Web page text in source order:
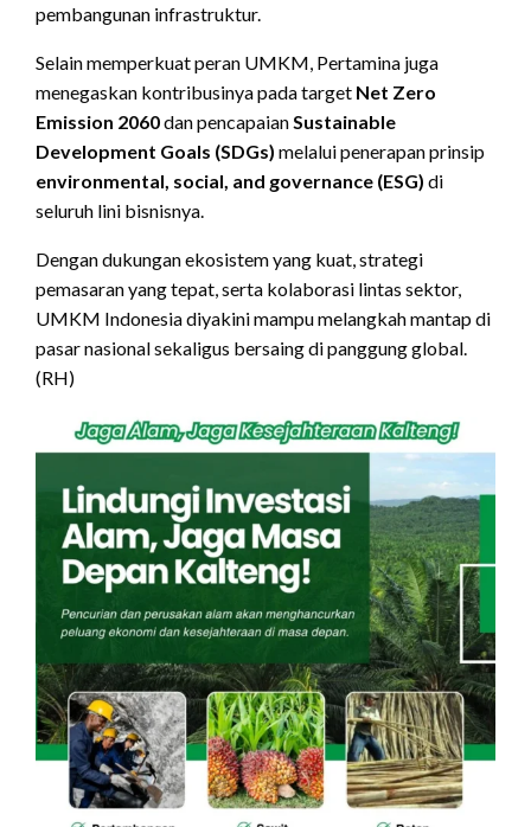
pembangunan infrastruktur.
Selain memperkuat peran UMKM, Pertamina juga
menegaskan kontribusinya pada target Net Zero
Emission 2060dan pencapaianSustainable
Development Goals (SDGs) melalui penerapan prinsip
environmental, social, and governance (ESG) di
seluruh lini bisnisnya.
Dengan dukungan ekosistem yang kuat, strategi
pemasaran yang tepat, serta kolaborasi lintas sektor,
UMKM Indonesia diyakini mampu melangkah mantap di
pasar nasional sekaligus bersaing di panggung global.
(RH)